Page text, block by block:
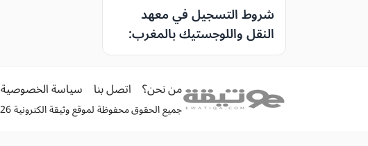
شروط التسجيل في معهد
النقل واللوجستيك بالمغرب:
دليل شامل وفرص المستقبل
من نحن؟ اتصل بنا سياسة الخصوصية
جميع الحقوق محفوظة لموقع وثيقة الكترونية 2026 © برمجة وتطوير